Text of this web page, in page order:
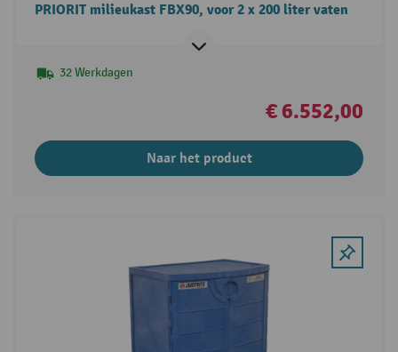
PRIORIT milieukast FBX90, voor 2 x 200 liter vaten
32 Werkdagen
€ 6.552,00
Naar het product